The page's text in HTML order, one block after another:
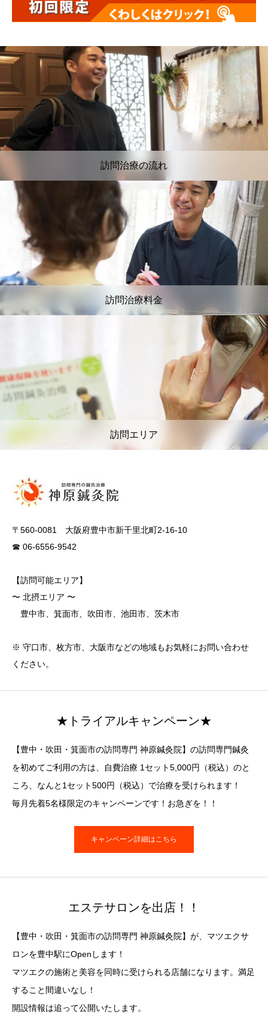
訪問治療の流れ
訪問治療料金
訪問エリア
〒560-0081 大阪府豊中市新千里北町2-16-10
☎ 06-6556-9542
【訪問可能エリア】
〜 北摂エリア 〜
豊中市、箕面市、吹田市、池田市、茨木市
※ 守口市、枚方市、大阪市などの地域もお気軽にお問い合わせ
ください。
★トライアルキャンペーン★
【豊中・吹田・箕面市の訪問専門 神原鍼灸院】の訪問専門鍼灸
を初めてご利用の方は、自費治療 1セット5,000円（税込）のと
ころ、なんと1セット500円（税込）で治療を受けられます！
毎月先着5名様限定のキャンペーンです！お急ぎを！！
キャンペーン詳細はこちら
エステサロンを出店！！
【豊中・吹田・箕面市の訪問専門 神原鍼灸院】が、マツエクサ
ロンを豊中駅にOpenします！
マツエクの施術と美容を同時に受けられる店舗になります。満足
すること間違いなし！
開設情報は追って公開いたします。